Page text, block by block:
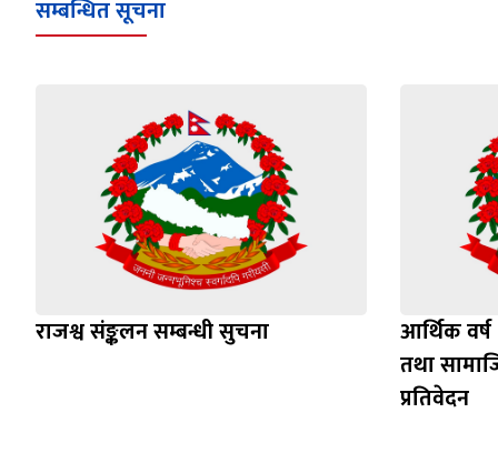
सम्बन्धित सूचना
राजश्व संङ्कलन सम्बन्धी सुचना
आर्थिक
तथा
प्रतिवेदन